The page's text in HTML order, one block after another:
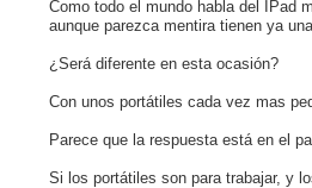
Como todo el mundo habla del IPad
aunque parezca mentira tienen ya
¿Será diferente en esta ocasión?
Con unos portátiles cada vez mas
Parece que la respuesta está en el
Si los portátiles son para trabajar, y